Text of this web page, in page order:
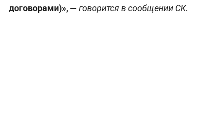
договорами)», — говорится в сообщении СК.